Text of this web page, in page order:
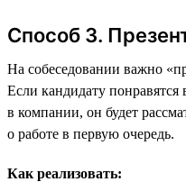
Способ 3.
На собеседовании важно
Если кандидату
в компании, он будет
о работе в первую очередь.
Как реализовать: